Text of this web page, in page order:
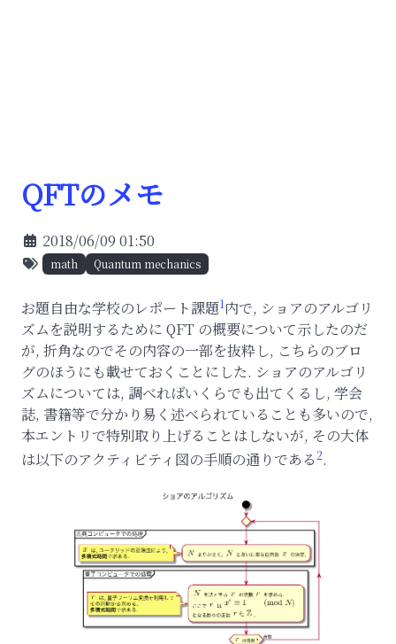
QFTのメモ
2018/06/09 01:50
math Quantum mechanics
お題自由な学校のレポート課題1 内で, ショアのアルゴリ
ズムを説明するために QFT の概要について示したのだ
が, 折角なのでその内容の一部を抜粋し, こちらのブロ
グのほうにも載せておくことにした. ショアのアルゴリ
ズムについては, 調べればいくらでも出てくるし, 学会
誌, 書籍等で分かり易く述べられていることも多いので,
本エントリで特別取り上げることはしないが, その大体
は以下のアクティビティ図の手順の通りである 2.